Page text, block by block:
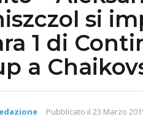
si
1 di
a
Pubblicato il 23 Marzo